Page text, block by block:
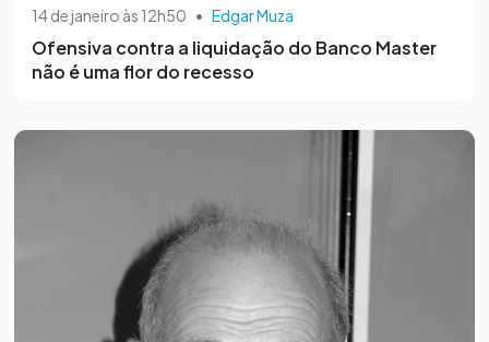
14 de janeiro às 12h50 • Edgar Muza
Ofensiva contra a liquidação do Banco Master
não é uma flor do recesso